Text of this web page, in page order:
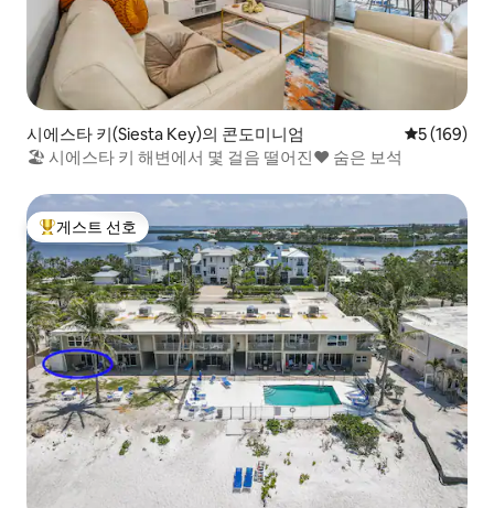
시에스타 키(Siesta Key)의 콘도미니엄 평점 5점(5
5 (169)
🏖 시에스타 키 해변에서 몇 걸음 떨어진❤️ 숨은 보석
상위 게스트 선호
게스트 선호